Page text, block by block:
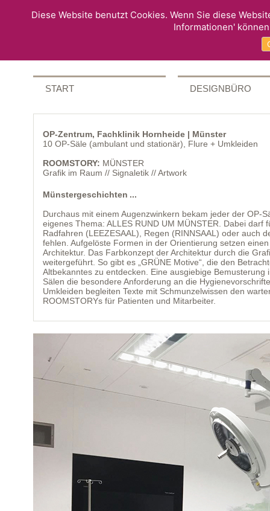
START DESIGNBÜRO
OP-Zentrum, Fachklinik Hornheide | Münster
10 OP-Säle (ambulant und stationär), Flure + Umkleiden
ROOMSTORY: MÜNSTER
Grafik im Raum // Signaletik // Artwork
Münstergeschichten ...
Durchaus mit einem Augenzwinkern bekam jeder der OP-
eigenes Thema: ALLES RUND UM MÜNSTER. Dabei darf
Radfahren (LEEZESAAL), Regen (RINNSAAL) oder auch
fehlen. Aufgelöste Formen in der Orientierung setzen
Architektur. Das Farbkonzept der Architektur durch die
weitergeführt. So gibt es „GRÜNE Motive“, die den
Altbekanntes zu entdecken. Eine ausgiebige Bemusterung
Sälen die besondere Anforderung an die
Umkleiden begleiten Texte mit Schmunzelwissen den
ROOMSTORYs für Patienten und Mitarbeiter.
Diese Website benutzt Cookies. Wenn Sie diese
Informationen'